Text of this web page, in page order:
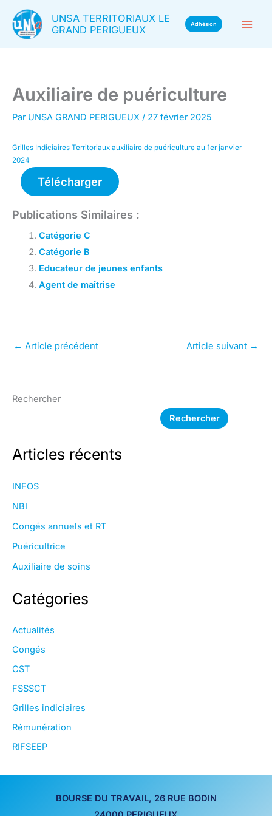
contenu
UNSA TERRITORIAUX LE
GRAND PERIGUEUX
Adhésion
Auxiliaire de puériculture
Par UNSA GRAND PERIGUEUX / 27 février 2025
Grilles Indiciaires Territoriaux auxiliaire de puériculture au 1er janvier
2024
Télécharger
Publications Similaires :
Catégorie C
Catégorie B
Educateur de jeunes enfants
Agent de maîtrise
← Article précédent Article suivant →
Rechercher
Rechercher
Articles récents
INFOS
NBI
Congés annuels et RT
Puéricultrice
Auxiliaire de soins
Catégories
Actualités
Congés
CST
FSSSCT
Grilles indiciaires
Rémunération
RIFSEEP
BOURSE DU TRAVAIL, 26 RUE BODIN